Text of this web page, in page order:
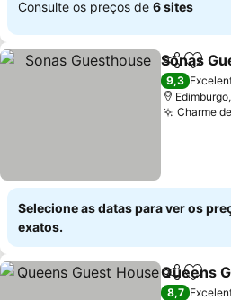
Consulte os preços de 6 sites
Partilhar
Sonas
9,3
Charme
Selecione as datas para ver os
exatos.
Partilhar
Queens
8,7